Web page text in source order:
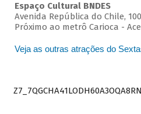
Espaço Cultural BNDES
Avenida República do Chile,
Próximo ao metrô Carioca -
Veja as outras atrações do